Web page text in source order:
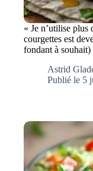
« Je n’utilise plus
courgettes est
fondant à souhait)
Astrid
Publié le 5